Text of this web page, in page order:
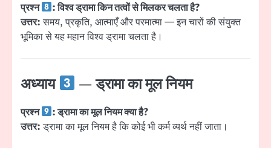
प्रश्न
: विश्व ड्रामा किन तत्वों से मिलकर चलता है?
उत्तर:समय, प्रकृति, आत्माएँ और परमात्मा — इन चारों की संयुक्त
भूमिका से यह महान विश्व ड्रामा चलता है।
अध्याय — ड्रामा का मूल नियम
प्रश्न
: ड्रामा का मूल नियम क्या है?
उत्तर:ड्रामा का मूल नियम है कि कोई भी कर्म व्यर्थ नहीं जाता।